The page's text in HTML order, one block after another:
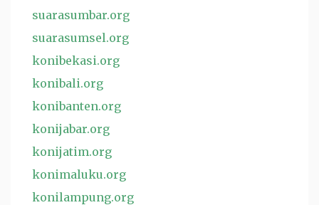
suarasumbar.org
suarasumsel.org
konibekasi.org
konibali.org
konibanten.org
konijabar.org
konijatim.org
konimaluku.org
konilampung.org